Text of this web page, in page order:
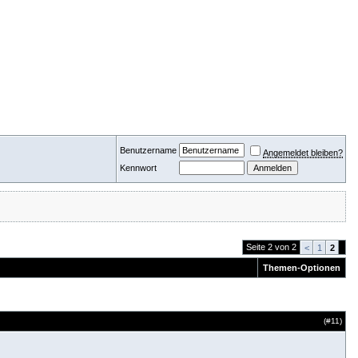
Benutzername
Angemeldet bleiben?
Kennwort
Seite 2 von 2 < 1 2
Themen-Optionen
(#11)